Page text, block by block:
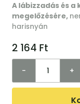
A lábizzadás és
megelőzésére,
harisnyán
2 164 Ft
- +